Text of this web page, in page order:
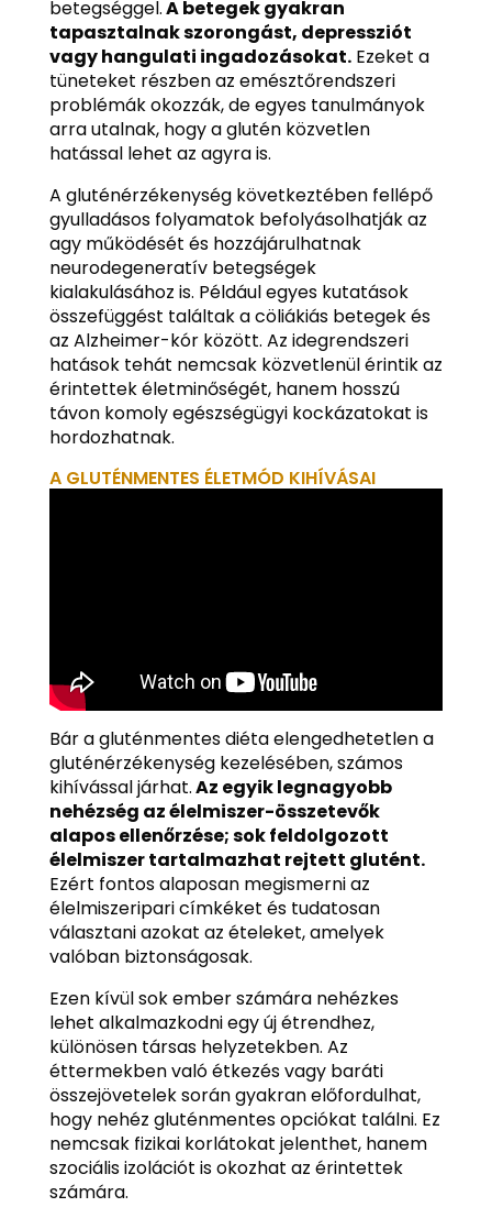
betegséggel.A betegek gyakran
tapasztalnak szorongást, depressziót
vagy hangulati ingadozásokat.Ezeket a
tüneteket részben az emésztőrendszeri
problémák okozzák, de egyes tanulmányok
arra utalnak, hogy a glutén közvetlen
hatással lehet az agyra is.
A gluténérzékenység következtében fellépő
gyulladásos folyamatok befolyásolhatják az
agy működését és hozzájárulhatnak
neurodegeneratív betegségek
kialakulásához is. Például egyes kutatások
összefüggést találtak a cöliákiás betegek és
az Alzheimer-kór között. Az idegrendszeri
hatások tehát nemcsak közvetlenül érintik az
érintettek életminőségét, hanem hosszú
távon komoly egészségügyi kockázatokat is
hordozhatnak.
A GLUTÉNMENTES ÉLETMÓD KIHÍVÁSAI
Bár a gluténmentes diéta elengedhetetlen a
gluténérzékenység kezelésében, számos
kihívással járhat.Az egyik legnagyobb
nehézség az élelmiszer-összetevők
alapos ellenőrzése; sok feldolgozott
élelmiszer tartalmazhat rejtett glutént.
Ezért fontos alaposan megismerni az
élelmiszeripari címkéket és tudatosan
választani azokat az ételeket, amelyek
valóban biztonságosak.
Ezen kívül sok ember számára nehézkes
lehet alkalmazkodni egy új étrendhez,
különösen társas helyzetekben. Az
éttermekben való étkezés vagy baráti
összejövetelek során gyakran előfordulhat,
hogy nehéz gluténmentes opciókat találni. Ez
nemcsak fizikai korlátokat jelenthet, hanem
szociális izolációt is okozhat az érintettek
számára.